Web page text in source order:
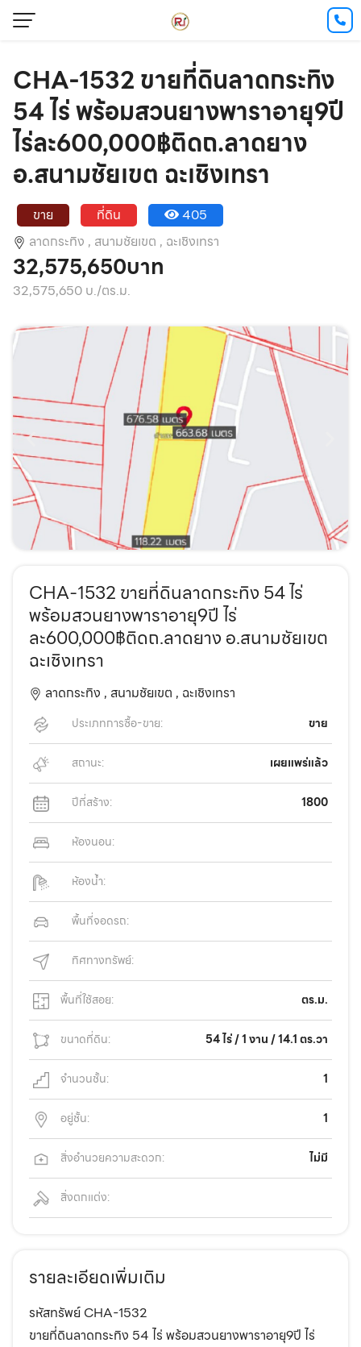
CHA-1532 ขายที่ดินลาดกระทิง
54 ไร่ พร้อมสวนยางพาราอายุ9ปี
ไร่ละ600,000฿ติดถ.ลาดยาง
อ.สนามชัยเขต ฉะเชิงเทรา
ขาย ที่ดิน
405
ลาดกระทิง , สนามชัยเขต , ฉะเชิงเทรา
32,575,650บาท
32,575,650 บ./ตร.ม.
CHA-1532 ขายที่ดินลาดกระทิง 54 ไร่
พร้อมสวนยางพาราอายุ9ปี ไร่
ละ600,000฿ติดถ.ลาดยาง อ.สนามชัยเขต
ฉะเชิงเทรา
ลาดกระทิง , สนามชัยเขต , ฉะเชิงเทรา
ประเภทการซื้อ-ขาย: ขาย
สถานะ: เผยแพร่แล้ว
ปีที่สร้าง: 1800
ห้องนอน:
ห้องน้ำ:
พื้นที่จอดรถ:
ทิศทางทรัพย์:
พื้นที่ใช้สอย: ตร.ม.
ขนาดที่ดิน: 54 ไร่ / 1 งาน / 14.1 ตร.วา
จำนวนชั้น: 1
อยู่ชั้น: 1
สิ่งอำนวยความสะดวก: ไม่มี
สิ่งตกแต่ง:
รายละเอียดเพิ่มเติม
รหัสทรัพย์ CHA-1532
ขายที่ดินลาดกระทิง 54 ไร่ พร้อมสวนยางพาราอายุ9ปี ไร่